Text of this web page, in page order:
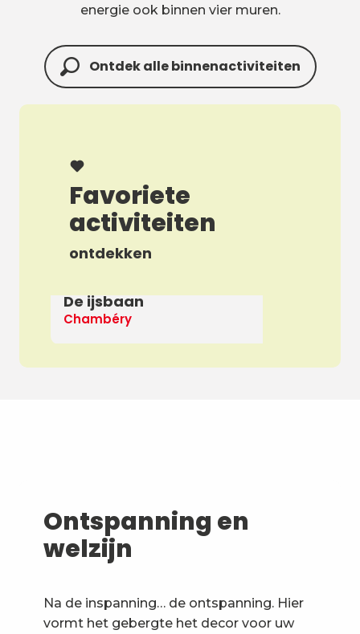
energie ook binnen vier muren.
Ontdek alle binnenactiviteiten
Favoriete
activiteiten
ontdekken
De ijsbaan
Chambéry
Ontspanning en
welzijn
Na de inspanning… de ontspanning. Hier
vormt het gebergte het decor voor uw